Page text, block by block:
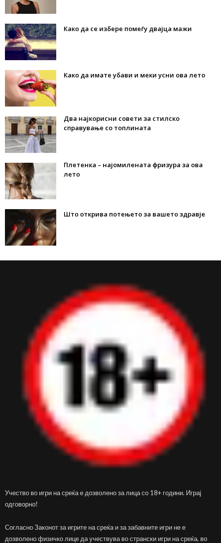
Како да се избере помеѓу двајца мажи
Како да имате убави и меки усни ова лето
Два најкорисни совети за стилско
справување со топлината
Плетенка – најомилената фризура за ова
лето
Што открива потењето за вашето здравје
Учество во игри на среќа е дозволено за лица со 18+ години. Играј
одговорно!
Согласно Законот за игрите на среќа и за забавните игри не е
дозволено физичко лице да учествува во странски игри на среќа, во